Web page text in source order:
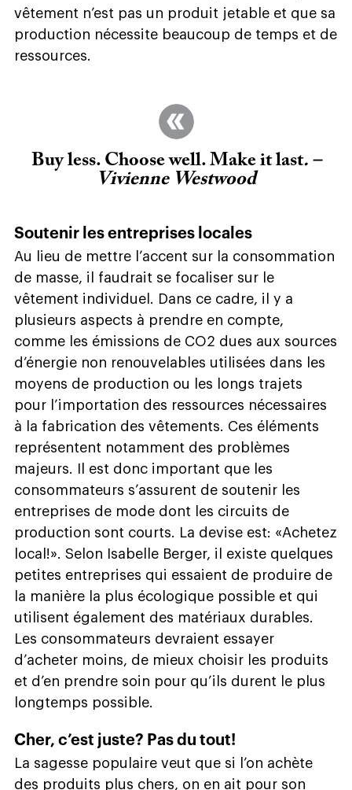
vêtement n’est pas un produit jetable et que sa
production nécessite beaucoup de temps et de
ressources.
Buy less. Choose well. Make it last. –
Vivienne Westwood
Soutenir les entreprises locales
Au lieu de mettre l’accent sur la consommation
de masse, il faudrait se focaliser sur le
vêtement individuel. Dans ce cadre, il y a
plusieurs aspects à prendre en compte,
comme les émissions de CO2 dues aux sources
d’énergie non renouvelables utilisées dans les
moyens de production ou les longs trajets
pour l’importation des ressources nécessaires
à la fabrication des vêtements. Ces éléments
représentent notamment des problèmes
majeurs. Il est donc important que les
consommateurs s’assurent de soutenir les
entreprises de mode dont les circuits de
production sont courts. La devise est: «Achetez
local!». Selon Isabelle Berger, il existe quelques
petites entreprises qui essaient de produire de
la manière la plus écologique possible et qui
utilisent également des matériaux durables.
Les consommateurs devraient essayer
d’acheter moins, de mieux choisir les produits
et d’en prendre soin pour qu’ils durent le plus
longtemps possible.
Cher, c’est juste? Pas du tout!
La sagesse populaire veut que si l’on achète
des produits plus chers, on en ait pour son